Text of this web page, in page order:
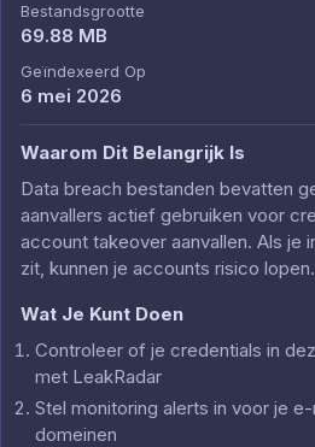
Bestandsgrootte
69.88 MB
Geïndexeerd Op
6 mei 2026
Waarom Dit Belangrijk Is
Data breach bestanden bevatten
aanvallers actief gebruiken voor
account takeover aanvallen. Als je
zit, kunnen je accounts risico lopen.
Wat Je Kunt Doen
Controleer of je credentials in
met LeakRadar
Stel monitoring alerts in voor je
domeinen